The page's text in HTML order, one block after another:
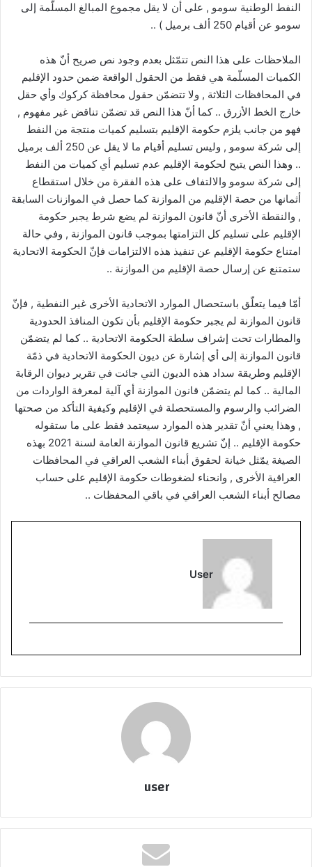
النفط الوطنية سومو , على أن لا يقل مجموع المبالغ المسلّمة إلى
سومو عن أقيام 250 ألف برميل ) ..
الملاحظات على هذا النص تتمّثل بعدم وجود نص صريح أنّ هذه
الكميات المسلّمة هي فقط من الحقول الواقعة ضمن حدود الإقليم
في المحافظات الثلاثة , ولا تتضمّن حقول محافظة كركوك وأي حقل
خارج الخط الأزرق .. كما أنّ هذا النص قد تضمّن تناقض غير مفهوم ,
فهو من جانب يلزم حكومة الإقليم بتسليم كميات منتجة من النفط
إلى شركة سومو , وليس تسليم أقيام ما لا يقل عن 250 ألف برميل
.. وهذا النص يتيح لحكومة الإقليم عدم تسليم أي كميات من النفط
إلى شركة سومو والالتفاف على هذه الفقرة من خلال استقطاع
أثمانها من حصة الإقليم من الموازنة كما حصل في الموازنات السابقة
, والنقطة الأخرى أنّ قانون الموازنة لم يضع شرط يجبر حكومة
الإقليم على تسليم كل التزامتها بموجب قانون الموازنة , وفي حالة
امتناع حكومة الإقليم عن تنفيذ هذه الالتزامات فإنّ الحكومة الاتحادية
ستمتنع عن إرسال حصة الإقليم من الموازنة ..
أمّا فيما يتعلّق باستحصال الموارد الاتحادية الأخرى غير النفطية , فإنّ
قانون الموازنة لم يجبر حكومة الإقليم بأن تكون المنافذ الحدودية
والمطارات تحت إشراف سلطة الحكومة الاتحادية .. كما لم يتضمّن
قانون الموازنة إلى أي إشارة عن ديون الحكومة الاتحادية في ذمّة
الإقليم وطريقة سداد هذه الديون التي جائت في تقرير ديوان الرقابة
المالية .. كما لم يتضمّن قانون الموازنة أي آلية لمعرفة الواردات من
الضرائب والرسوم والمستحصلة في الإقليم وكيفية التأكد من صحتها
, وهذا يعني أنّ تقدير هذه الموارد سيعتمد فقط على ما ستقوله
حكومة الإقليم .. إنّ تشريع قانون الموازنة العامة لسنة 2021 بهذه
الصيغة يمّثل خيانة لحقوق أبناء الشعب العراقي في المحافظات
العراقية الأخرى , وانحناء لضغوطات حكومة الإقليم على حساب
مصالح أبناء الشعب العراقي في باقي المحفظات ..
User
user